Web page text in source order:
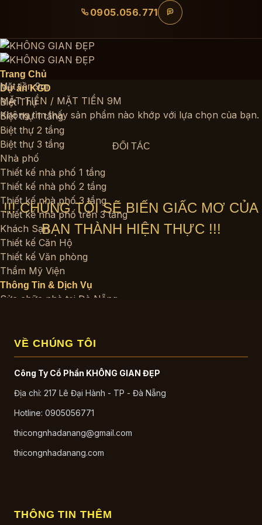
dung
0905.056.771
Trang Chủ
Dự án KGD
Biệt Thự
Biệt thự 1 tầng
Biệt thự 2 tầng
Biệt thự 3 tầng
Nhà phố
Thiết kế nhà phố 1 tầng
Thiết kế nhà phố 2 tầng
Thiết kế nhà phố 3 tầng
Thiết kế nhà phố trên 3 tầng
Khách Sạn
Thiết kế Căn Hộ
Thiết kế Văn phòng
Thẩm Mỹ Viện
Thông Tin & Dịch Vụ
Sửa chữa nhà tại Đà Nẵng
Cẩm Nang Cho Chủ Nhà
Kinh Nghiệm Xây Nhà
Phong Thủy Nhà Ở
Thi Công Nhà Trọn Gói
Vật Liệu Xây Dựng
Nhà Phố
Nhà Phố Hiện Đại
Biệt Thự Cổ Điển
Mặt tiền 9m
MẶT TIỀN / MẶT TIỀN 9M
Không tìm thấy sản phẩm nào khớp với lựa chọn của bạn.
ĐỐI TÁC
!!! CHÚNG TÔI SẼ BIẾN GIẤC MƠ CỦA
BẠN THÀNH HIỆN THỰC !!!
VỀ CHÚNG TÔI
Công Ty Cổ Phần KHÔNG GIAN ĐẸP
Địa chỉ: 217 Lê Đại Hành - TP - Đà Nẵng
Hotline: 0905056771
thicongnhadanang@gmail.com
thicongnhadanang.com
THÔNG TIN THÊM